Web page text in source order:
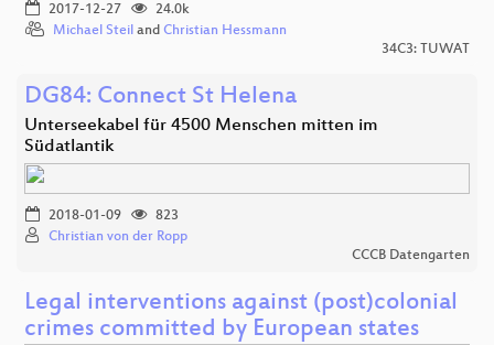
2017-12-27
24.0k
Michael Steil and Christian Hessmann
34C3: TUWAT
DG84: Connect St Helena
Unterseekabel für 4500 Menschen mitten im
Südatlantik
2018-01-09
823
Christian von der Ropp
CCCB Datengarten
Legal interventions against (post­)colonial
crimes committed by European states